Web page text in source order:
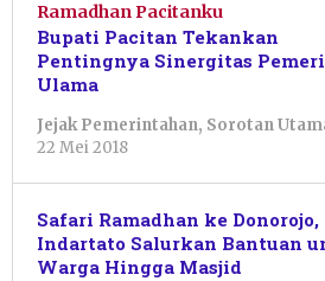
Ramadhan Pacitanku
Bupati Pacitan Tekankan
Pentingnya Sinergitas
Ulama
Jejak Pemerintahan, Sorotan
22 Mei 2018
Safari Ramadhan ke Donorojo,
Indartato Salurkan Bantuan
Warga Hingga Masjid